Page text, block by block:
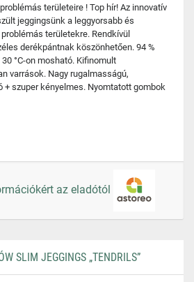
területeire ! Top hír! Az innovatív
jeggingsünk a leggyorsabb és
területekre. Rendkívül
derékpántnak köszönhetően. 94 %
°C-on mosható. Kifinomult
varrások. Nagy rugalmasságú,
szuper kényelmes. Nyomtatott gombok
az eladótól
SLIM JEGGINGS „TENDRILS”